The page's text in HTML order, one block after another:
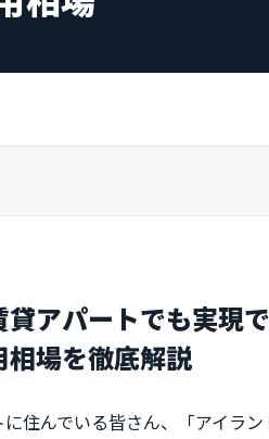
貸アパートでも実現
相場を徹底解説
住んでいる皆さん、「アイラ